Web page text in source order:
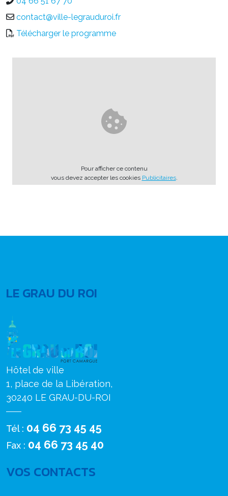
contact@ville-legrauduroi.fr
Télécharger le programme
Pour afficher ce contenu
vous devez accepter les cookies Publicitaires.
LE GRAU DU ROI
Hôtel de ville
1, place de la Libération,
30240 LE GRAU-DU-ROI
Tél : 04 66 73 45 45
Fax : 04 66 73 45 40
VOS CONTACTS